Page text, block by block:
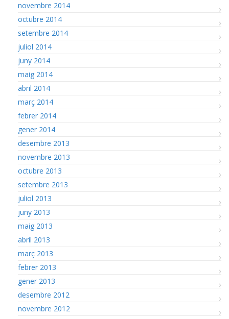
novembre 2014
octubre 2014
setembre 2014
juliol 2014
juny 2014
maig 2014
abril 2014
març 2014
febrer 2014
gener 2014
desembre 2013
novembre 2013
octubre 2013
setembre 2013
juliol 2013
juny 2013
maig 2013
abril 2013
març 2013
febrer 2013
gener 2013
desembre 2012
novembre 2012